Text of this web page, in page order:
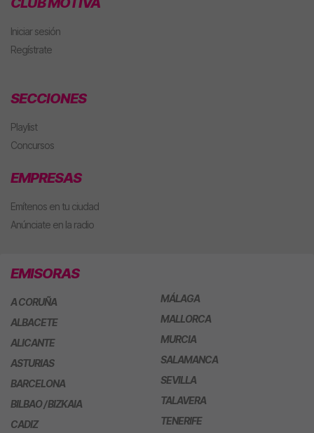
Iniciar sesión
Regístrate
SECCIONES
Playlist
Concursos
EMPRESAS
Emítenos en tu ciudad
Anúnciate en la radio
EMISORAS
A CORUÑA
ALBACETE
ALICANTE
ASTURIAS
BARCELONA
BILBAO / BIZKAIA
CADIZ
MÁLAGA
MALLORCA
MURCIA
SALAMANCA
SEVILLA
TALAVERA
TENERIFE